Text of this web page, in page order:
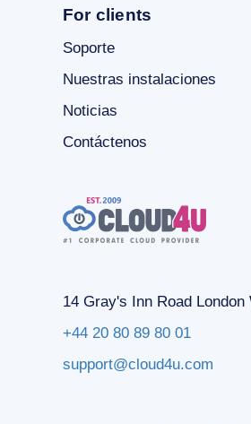
For clients
Soporte
Nuestras instalaciones
Noticias
Contáctenos
14 Gray's Inn Road London
+44 20 80 89 80 01
support@cloud4u.com